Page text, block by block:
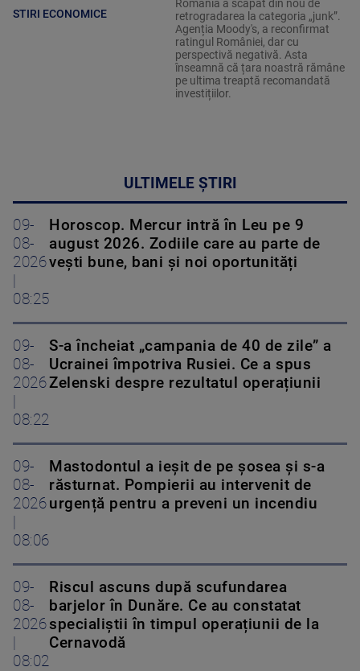
STIRI ECONOMICE
România a scapat din nou de
retrogradarea la categoria „junk”.
Agenția Moody's, a reconfirmat
ratingul României, dar cu
perspectivă negativă. Asta
înseamnă că țara noastră rămâne
pe ultima treaptă recomandată
investițiilor.
ULTIMELE ȘTIRI
09-
08-
2026
|
08:25
Horoscop. Mercur intră în Leu pe 9
august 2026. Zodiile care au parte de
vești bune, bani și noi oportunități
09-
08-
2026
|
08:22
S-a încheiat „campania de 40 de zile” a
Ucrainei împotriva Rusiei. Ce a spus
Zelenski despre rezultatul operațiunii
09-
08-
2026
|
08:06
Mastodontul a ieșit de pe șosea și s-a
răsturnat. Pompierii au intervenit de
urgență pentru a preveni un incendiu
09-
08-
2026
|
08:02
Riscul ascuns după scufundarea
barjelor în Dunăre. Ce au constatat
specialiștii în timpul operațiunii de la
Cernavodă